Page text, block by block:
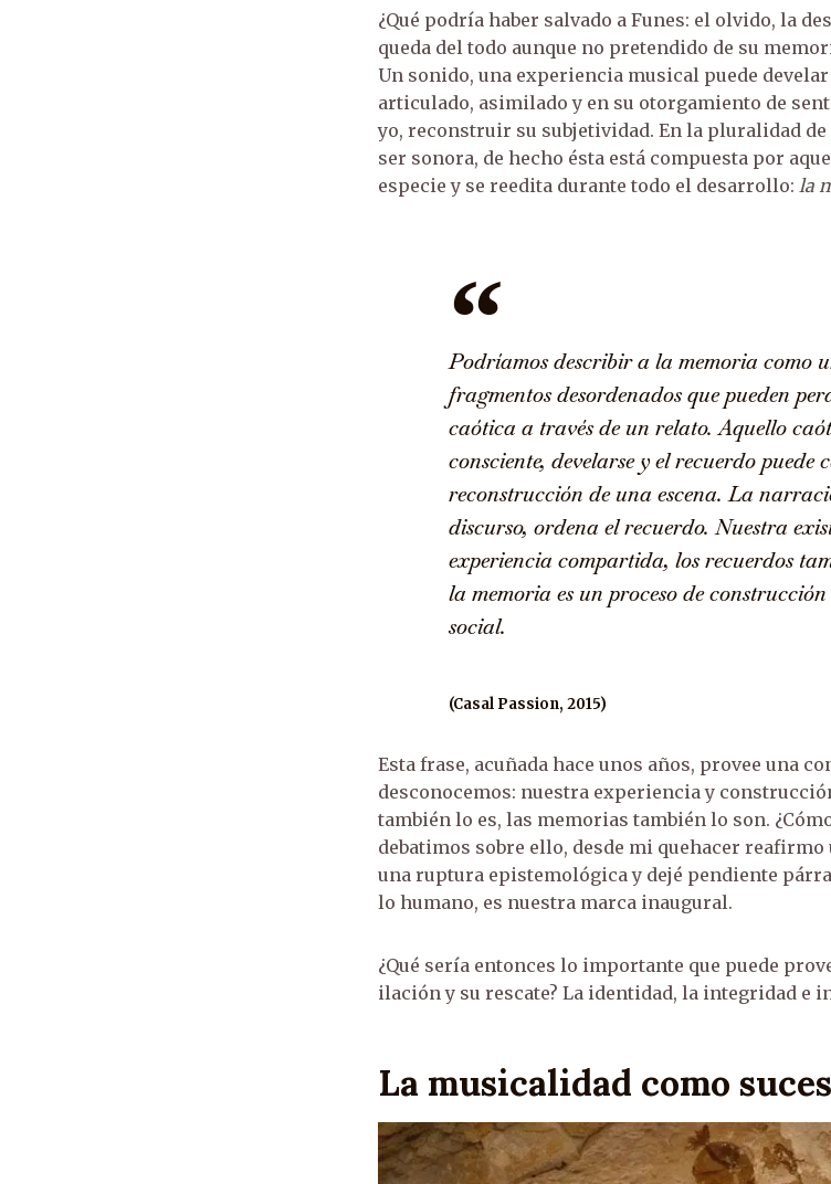
¿Qué podría haber salvado a Funes: el olvido, la
queda del todo aunque no pretendido de su
Un sonido, una experiencia musical puede
articulado, asimilado y en su otorgamiento de
yo, reconstruir su subjetividad. En la pluralidad
ser sonora, de hecho ésta está compuesta por
especie y se reedita durante todo el desarrollo: la
Podríamos describir a la memoria como
fragmentos desordenados que pueden
caótica a través de un relato. Aquello
consciente, develarse y el recuerdo
reconstrucción de una escena. La
discurso, ordena el recuerdo. Nuestra
experiencia compartida, los recuerdos
la memoria es un proceso de
social.
(Casal Passion, 2015)
Esta frase, acuñada hace unos años, provee una
desconocemos: nuestra experiencia y
también lo es, las memorias también lo son.
debatimos sobre ello, desde mi quehacer
una ruptura epistemológica y dejé pendiente
lo humano, es nuestra marca inaugural.
¿Qué sería entonces lo importante que puede
ilación y su rescate? La identidad, la integridad e
La musicalidad como